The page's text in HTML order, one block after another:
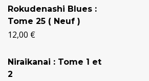
Rokudenashi Blues :
Tome 25 ( Neuf )
12,00 €
Niraikanai : Tome 1 et
2